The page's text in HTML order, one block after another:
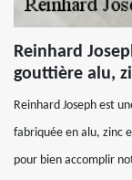
Reinhard
gouttière alu,
Reinhard Joseph est
fabriquée en alu, zinc
pour bien accomplir